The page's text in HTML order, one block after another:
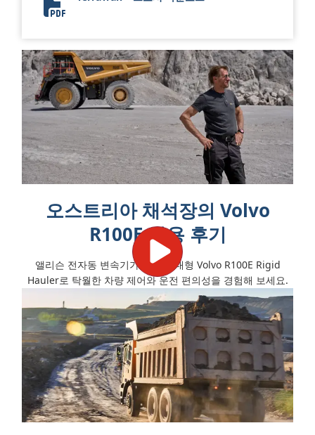
TerraTran Brochure
오스트리아 채석장의 Volvo
R100E 사용 후기
앨리슨 전자동 변속기가 장착된 대형 Volvo R100E Rigid
Hauler로 탁월한 차량 제어와 운전 편의성을 경험해 보세요.